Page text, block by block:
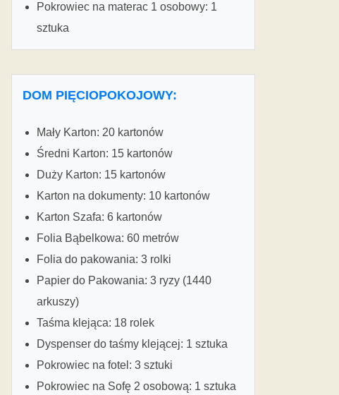
Pokrowiec na materac 1 osobowy: 1
sztuka
DOM PIĘCIOPOKOJOWY:
Mały Karton: 20 kartonów
Średni Karton: 15 kartonów
Duży Karton: 15 kartonów
Karton na dokumenty: 10 kartonów
Karton Szafa: 6 kartonów
Folia Bąbelkowa: 60 metrów
Folia do pakowania: 3 rolki
Papier do Pakowania: 3 ryzy (1440
arkuszy)
Taśma klejąca: 18 rolek
Dyspenser do taśmy klejącej: 1 sztuka
Pokrowiec na fotel: 3 sztuki
Pokrowiec na Sofę 2 osobową: 1 sztuka